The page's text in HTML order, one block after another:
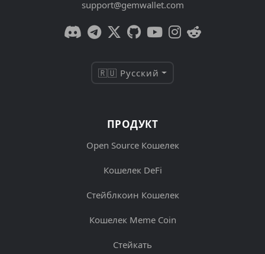
support@gemwallet.com
🇷🇺 Русский
ПРОДУКТ
Open Source Кошелек
Кошелек DeFi
Стейблкоин Кошелек
Кошелек Meme Coin
Стейкать